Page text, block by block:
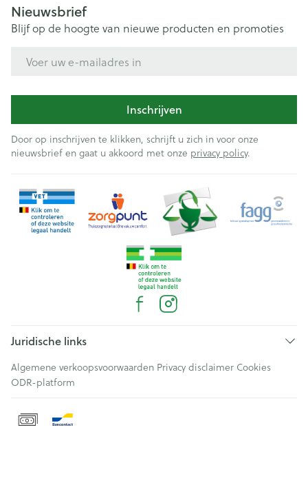
Nieuwsbrief
Blijf op de hoogte van nieuwe producten en promoties
Inschrijven
Door op inschrijven te klikken, schrijft u zich in voor onze
nieuwsbrief en gaat u akkoord met onze privacy policy.
Juridische links
Algemene verkoopsvoorwaarden Privacy disclaimer Cookies
ODR-platform